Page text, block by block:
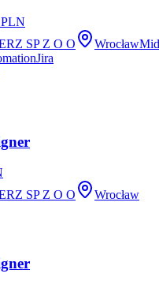
SP Z O O
WrocławMid
Jira
SP Z O O
Wrocław